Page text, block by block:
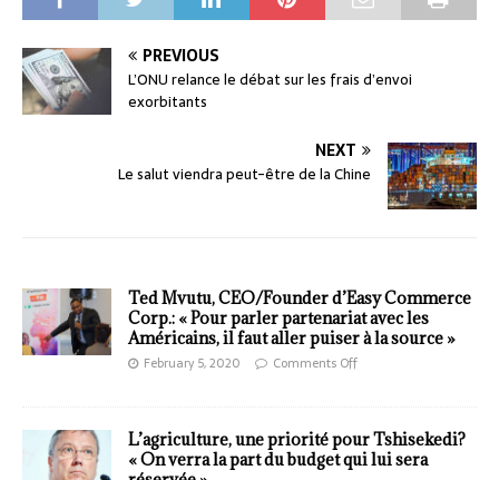
PREVIOUS
L’ONU relance le débat sur les frais d’envoi
exorbitants
NEXT
Le salut viendra peut-être de la Chine
Ted Mvutu, CEO/Founder d’Easy Commerce
Corp.: « Pour parler partenariat avec les
Américains, il faut aller puiser à la source »
February 5, 2020 Comments Off
L’agriculture, une priorité pour Tshisekedi?
« On verra la part du budget qui lui sera